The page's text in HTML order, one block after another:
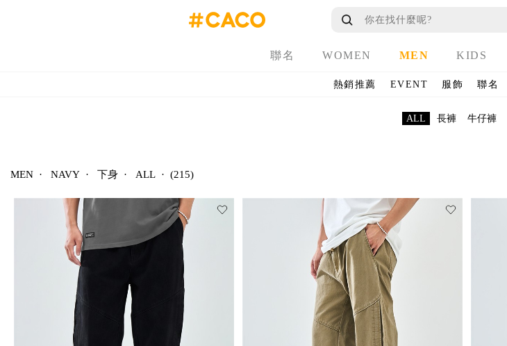
聯名 WOMEN MEN KIDS
熱銷推薦 EVENT 服飾 聯名
ALL 長褲 牛仔褲
MEN · NAVY · 下身 · ALL · (215)